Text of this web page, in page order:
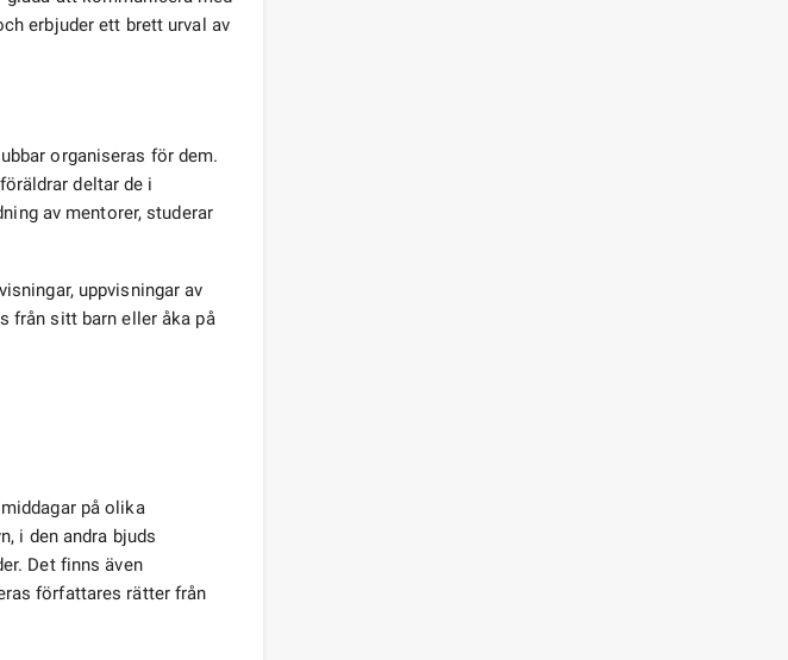
erbjuder ett brett urval av
organiseras för dem.
deltar de i
av mentorer, studerar
uppvisningar av
från sitt barn eller åka på
på olika
i den andra bjuds
Det finns även
författares rätter från